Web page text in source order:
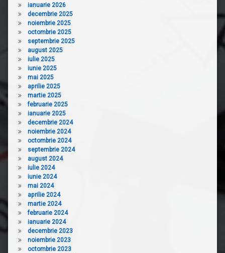
ianuarie 2026
decembrie 2025
noiembrie 2025
octombrie 2025
septembrie 2025
august 2025
iulie 2025
iunie 2025
mai 2025
aprilie 2025
martie 2025
februarie 2025
ianuarie 2025
decembrie 2024
noiembrie 2024
octombrie 2024
septembrie 2024
august 2024
iulie 2024
iunie 2024
mai 2024
aprilie 2024
martie 2024
februarie 2024
ianuarie 2024
decembrie 2023
noiembrie 2023
octombrie 2023